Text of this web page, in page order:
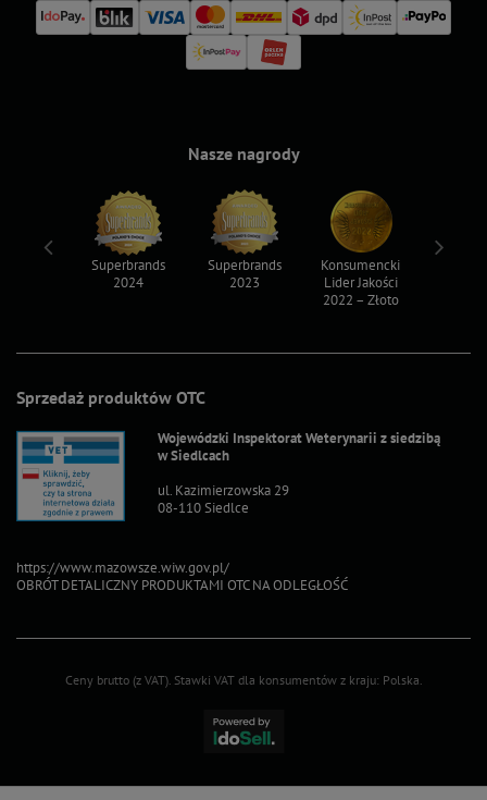
Sprzedaż produktów OTC
Wojewódzki Inspektorat Weterynarii z siedzibą
w Siedlcach
ul. Kazimierzowska 29
08-110 Siedlce
https://www.mazowsze.wiw.gov.pl/
OBRÓT DETALICZNY PRODUKTAMI OTC NA ODLEGŁOŚĆ
Nasze nagrody
Superbrands
2024
Superbrands
2023
Konsumencki
Lider Jakości
2022 – Złoto
Ceny brutto (z VAT). Stawki VAT dla konsumentów z kraju: Polska